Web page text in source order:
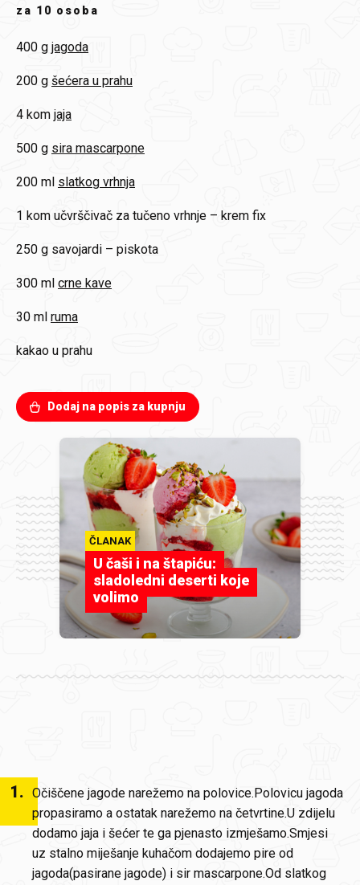
za 10 osoba
400 g jagoda
200 g šećera u prahu
4 kom jaja
500 g sira mascarpone
200 ml slatkog vrhnja
1 kom učvrščivač za tučeno vrhnje – krem fix
250 g savojardi – piskota
300 ml crne kave
30 ml ruma
kakao u prahu
Dodaj na popis za kupnju
ČLANAK
U čaši i na štapiću:
sladoledni deserti koje
volimo
1. Očiščene jagode narežemo na polovice.Polovicu jagoda
propasiramo a ostatak narežemo na četvrtine.U zdijelu
dodamo jaja i šećer te ga pjenasto izmješamo.Smjesi
uz stalno miješanje kuhačom dodajemo pire od
jagoda(pasirane jagode) i sir mascarpone.Od slatkog